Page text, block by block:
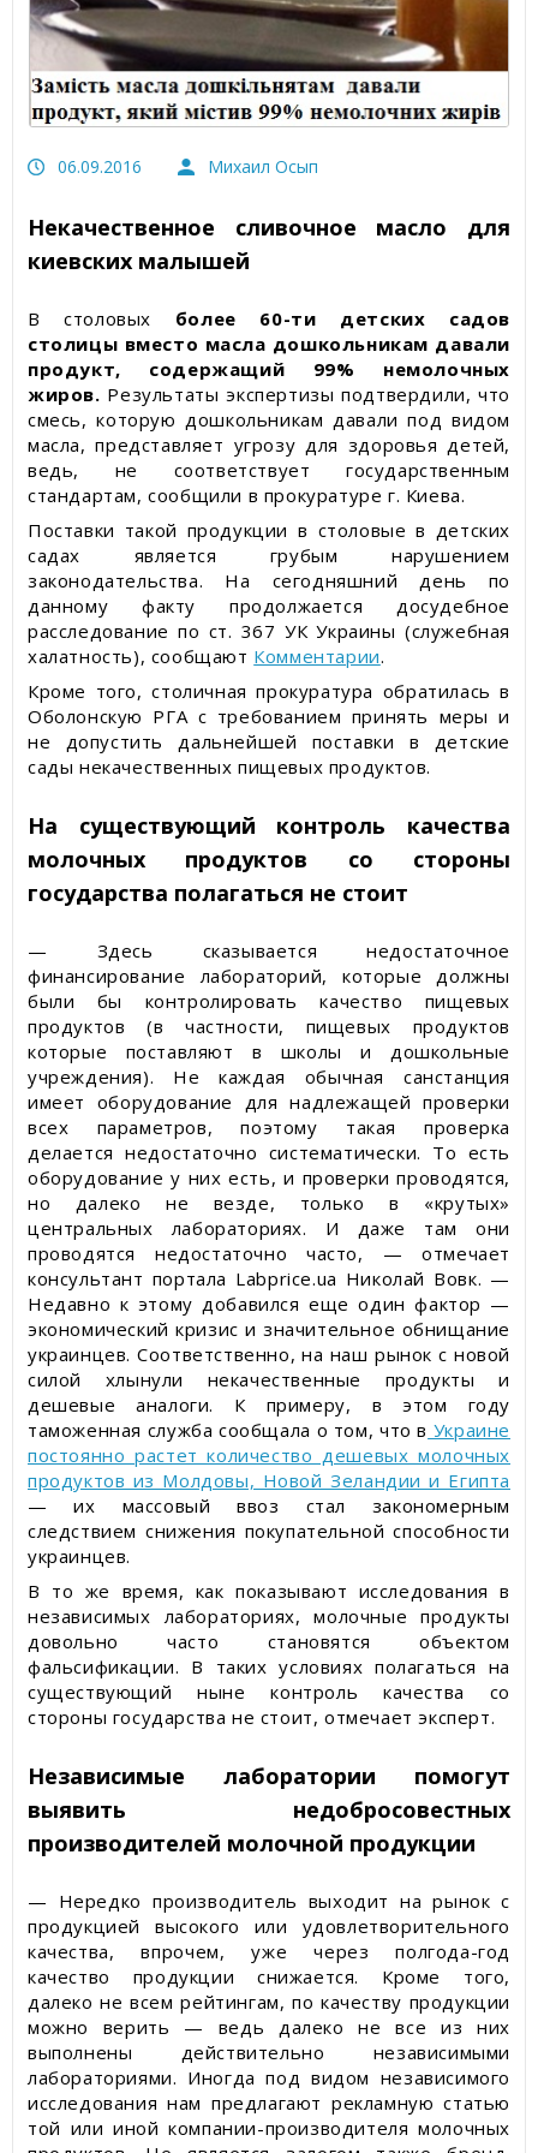
06.09.2016 Михаил Осып
Некачественное сливочное масло для
киевских малышей
В столовых более 60-ти детских садов
столицы вместо масла дошкольникам давали
продукт, содержащий 99% немолочных
жиров. Результаты экспертизы подтвердили, что
смесь, которую дошкольникам давали под видом
масла, представляет угрозу для здоровья детей,
ведь, не соответствует государственным
стандартам, сообщили в прокуратуре г. Киева.
Поставки такой продукции в столовые в детских
садах является грубым нарушением
законодательства. На сегодняшний день по
данному факту продолжается досудебное
расследование по ст. 367 УК Украины (служебная
халатность), сообщают Комментарии.
Кроме того, столичная прокуратура обратилась в
Оболонскую РГА с требованием принять меры и
не допустить дальнейшей поставки в детские
сады некачественных пищевых продуктов.
На существующий контроль качества
молочных продуктов со стороны
государства полагаться не стоит
— Здесь сказывается недостаточное
финансирование лабораторий, которые должны
были бы контролировать качество пищевых
продуктов (в частности, пищевых продуктов
которые поставляют в школы и дошкольные
учреждения). Не каждая обычная санстанция
имеет оборудование для надлежащей проверки
всех параметров, поэтому такая проверка
делается недостаточно систематически. То есть
оборудование у них есть, и проверки проводятся,
но далеко не везде, только в «крутых»
центральных лабораториях. И даже там они
проводятся недостаточно часто, — отмечает
консультант портала Labprice.ua Николай Вовк. —
Недавно к этому добавился еще один фактор —
экономический кризис и значительное обнищание
украинцев. Соответственно, на наш рынок с новой
силой хлынули некачественные продукты и
дешевые аналоги. К примеру, в этом году
таможенная служба сообщала о том, что в Украине
постоянно растет количество дешевых молочных
продуктов из Молдовы, Новой Зеландии и Египта
— их массовый ввоз стал закономерным
следствием снижения покупательной способности
украинцев.
В то же время, как показывают исследования в
независимых лабораториях, молочные продукты
довольно часто становятся объектом
фальсификации. В таких условиях полагаться на
существующий ныне контроль качества со
стороны государства не стоит, отмечает эксперт.
Независимые лаборатории помогут
выявить недобросовестных
производителей молочной продукции
— Нередко производитель выходит на рынок с
продукцией высокого или удовлетворительного
качества, впрочем, уже через полгода-год
качество продукции снижается. Кроме того,
далеко не всем рейтингам, по качеству продукции
можно верить — ведь далеко не все из них
выполнены действительно независимыми
лабораториями. Иногда под видом независимого
исследования нам предлагают рекламную статью
той или иной компании-производителя молочных
Статьи об измерительных приборах
Пресс-релизы, пост-релизы
Видеоновости